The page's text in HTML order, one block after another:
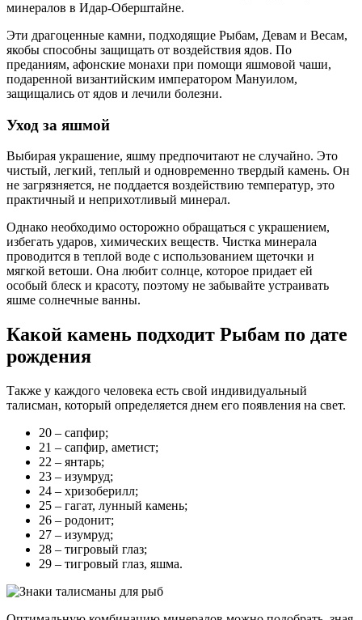
минералов в Идар-Оберштайне.
Эти драгоценные камни, подходящие Рыбам, Девам и Весам,
якобы способны защищать от воздействия ядов. По
преданиям, афонские монахи при помощи яшмовой чаши,
подаренной византийским императором Мануилом,
защищались от ядов и лечили болезни.
Уход за яшмой
Выбирая украшение, яшму предпочитают не случайно. Это
чистый, легкий, теплый и одновременно твердый камень. Он
не загрязняется, не поддается воздействию температур, это
практичный и неприхотливый минерал.
Однако необходимо осторожно обращаться с украшением,
избегать ударов, химических веществ. Чистка минерала
проводится в теплой воде с использованием щеточки и
мягкой ветоши. Она любит солнце, которое придает ей
особый блеск и красоту, поэтому не забывайте устраивать
яшме солнечные ванны.
Какой камень подходит Рыбам по дате
рождения
Также у каждого человека есть свой индивидуальный
талисман, который определяется днем его появления на свет.
20 – сапфир;
21 – сапфир, аметист;
22 – янтарь;
23 – изумруд;
24 – хризоберилл;
25 – гагат, лунный камень;
26 – родонит;
27 – изумруд;
28 – тигровый глаз;
29 – тигровый глаз, яшма.